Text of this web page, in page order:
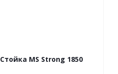
Стойка MS Strong 1850